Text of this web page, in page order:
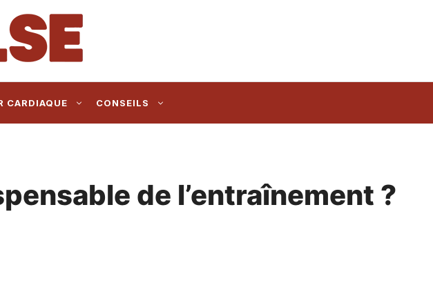
CARDIAQUE CONSEILS
de l’entraînement ?